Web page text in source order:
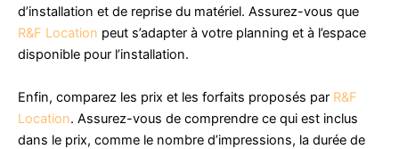
d’installation et de reprise du matériel. Assurez-vous que
R&F Location peut s’adapter à votre planning et à l’espace
disponible pour l’installation.
Enfin, comparez les prix et les forfaits proposés par R&F
Location. Assurez-vous de comprendre ce qui est inclus
dans le prix, comme le nombre d’impressions, la durée de